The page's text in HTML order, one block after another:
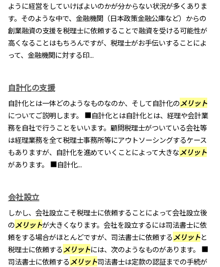
ように経営をしていけばよいのかが分からない状況が多くありま
す。そのような中で、金融機関（日本政策金融公庫など）からの
創業融資の支援を税理士に依頼することで融資を受ける可能性が
高くなることはもちろんですが、税理士がお手伝いすることによ
って、金融機関に対する印...
自計化の支援
自計化とは一体どのようなものなのか、そして自計化のメリット
についてご説明します。 ■自計化とは自計化とは、経理や会計業
務を自社で行うことをいいます。顧問税理士がついている会社等
は経理業務を全て税理士事務所等にアウトソーシングするケース
もありますが、自計化を進めていくことによって大きなメリット
があります。 ■自計化...
会社設立
しかし、会社設立こそ税理士に依頼することによって会社設立後
のメリットが大きくなります。会社を設立するには司法書士に依
頼をする場合がほとんどですが、司法書士に依頼するメリットと
税理士に依頼するメリットには、次のようなものがあります。 ■
司法書士に依頼するメリット司法書士は定款の認証までの手続が